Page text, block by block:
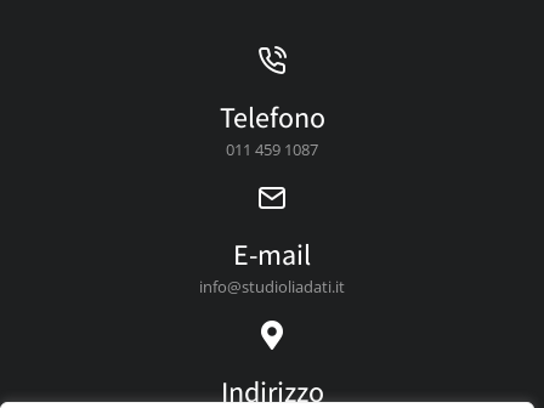
Telefono
011 459 1087
E-mail
info@studioliadati.it
Indirizzo